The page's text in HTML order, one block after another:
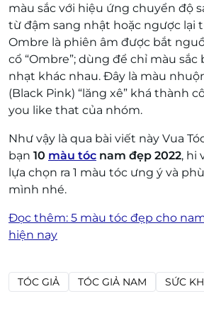
màu sắc với hiệu ứng chuyển độ
từ đậm sang nhật hoặc ngược lại
Ombre là phiên âm được bắt
cổ “Ombre”; dùng để chỉ màu
nhạt khác nhau. Đây là màu
(Black Pink) “lăng xê” khá thành
you like that của nhóm.
Như vậy là qua bài viết này Vua
bạn 10 màu tóc nam đẹp 2022, hi
lựa chọn ra 1 màu tóc ưng ý và
mình nhé.
Đọc thêm: 5 màu tóc đẹp cho
hiện nay
TÓC GIẢ TÓC GIẢ NAM SỨC